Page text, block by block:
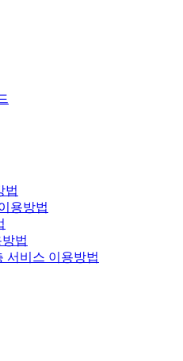
법
용방법
법
서비스 이용방법